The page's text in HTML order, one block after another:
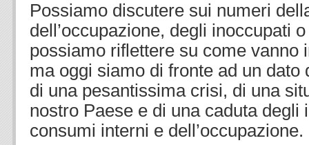
Possiamo discutere sui numeri
dell’occupazione, degli inoccupati
possiamo riflettere su come vanno
ma oggi siamo di fronte ad un dato
di una pesantissima crisi, di una
nostro Paese e di una caduta degli
consumi interni e dell’occupazione.